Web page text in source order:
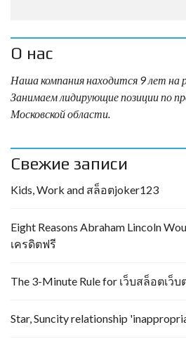
О нас
Наша компания находится 9 лет
Занимаем лидирующие позиции по
Московской области.
Свежие записи
Kids, Work and สล็อตjoker123
Eight Reasons Abraham Lincoln
เครดิตฟรี
The 3-Minute Rule for เว็บสล็อตเว็
Star, Suncity relationship